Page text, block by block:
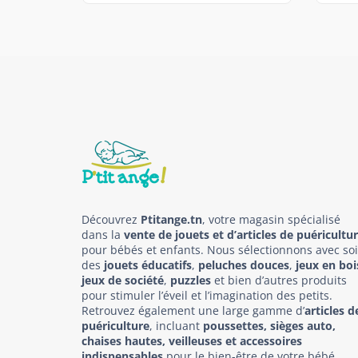
Découvrez Ptitange.tn, votre magasin spécialisé
dans la vente de jouets et d’articles de
pour bébés et enfants. Nous sélectionnons avec
des jouets éducatifs, peluches douces, jeux en
jeux de société, puzzles et bien d’autres produits
pour stimuler l’éveil et l’imagination des petits.
Retrouvez également une large gamme d’articles
puériculture, incluant poussettes, sièges auto,
chaises hautes, veilleuses et accessoires